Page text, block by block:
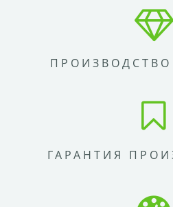
ГАРАНТИЯ